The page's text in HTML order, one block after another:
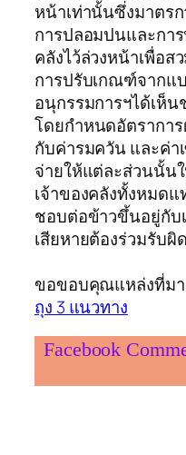
หน้าเท่านั้นซึ่งมาตร
การปลอมปนและกา
คลังไว้ล่วงหน้าเพื่อ
การปรับเกณฑ์จากแ
อนุกรรมการฯได้เห็
โดยกำหนดอัตราการ
กับค่ารมควัน และค่า
จ่ายให้แต่ละส่วนนั้น
เจ้าของคลังทั้งหมด
ชอบต่อข้าวขึ้นอยู่กับ
เสียหายต้องร่วมรับ
ขอขอบคุณแหล่งที่มา
ถุง 3 แนวทาง
Facebook